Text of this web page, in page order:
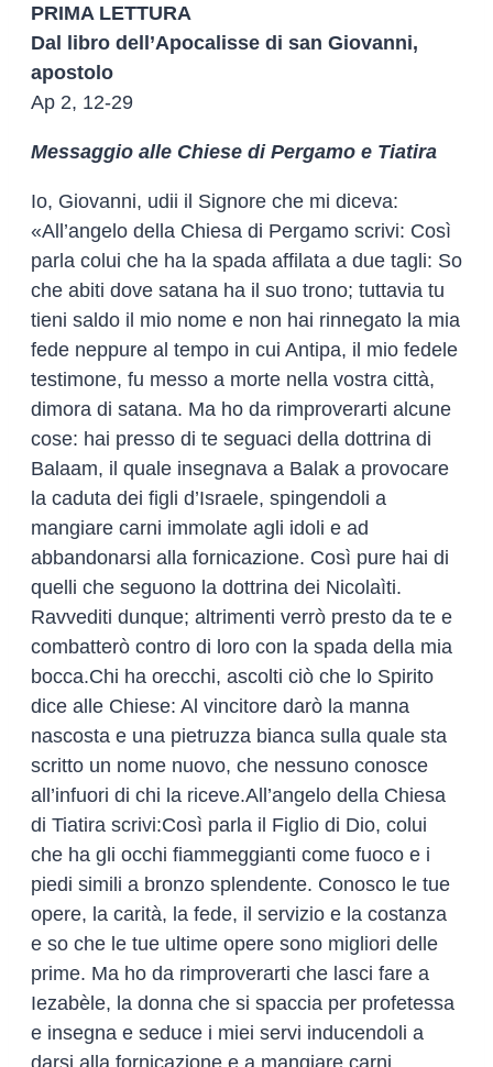
PRIMA LETTURA
Dal libro dell’Apocalisse di san Giovanni,
apostolo
Ap 2, 12-29
Messaggio alle Chiese di Pergamo e Tiatira
Io, Giovanni, udii il Signore che mi diceva:
«All’angelo della Chiesa di Pergamo scrivi: Così
parla colui che ha la spada affilata a due tagli: So
che abiti dove satana ha il suo trono; tuttavia tu
tieni saldo il mio nome e non hai rinnegato la mia
fede neppure al tempo in cui Antipa, il mio fedele
testimone, fu messo a morte nella vostra città,
dimora di satana. Ma ho da rimproverarti alcune
cose: hai presso di te seguaci della dottrina di
Balaam, il quale insegnava a Balak a provocare
la caduta dei figli d’Israele, spingendoli a
mangiare carni immolate agli idoli e ad
abbandonarsi alla fornicazione. Così pure hai di
quelli che seguono la dottrina dei Nicolaìti.
Ravvediti dunque; altrimenti verrò presto da te e
combatterò contro di loro con la spada della mia
bocca.Chi ha orecchi, ascolti ciò che lo Spirito
dice alle Chiese: Al vincitore darò la manna
nascosta e una pietruzza bianca sulla quale sta
scritto un nome nuovo, che nessuno conosce
all’infuori di chi la riceve.All’angelo della Chiesa
di Tiatira scrivi:Così parla il Figlio di Dio, colui
che ha gli occhi fiammeggianti come fuoco e i
piedi simili a bronzo splendente. Conosco le tue
opere, la carità, la fede, il servizio e la costanza
e so che le tue ultime opere sono migliori delle
prime. Ma ho da rimproverarti che lasci fare a
Iezabèle, la donna che si spaccia per profetessa
e insegna e seduce i miei servi inducendoli a
darsi alla fornicazione e a mangiare carni